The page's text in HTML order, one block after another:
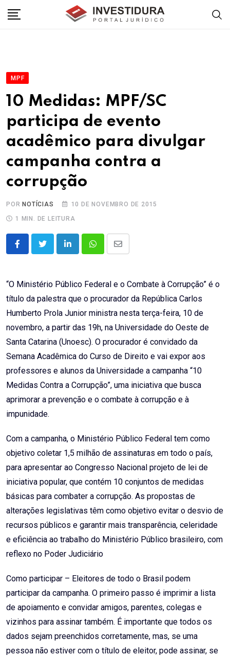
MPF
10 Medidas: MPF/SC
participa de evento
acadêmico para divulgar
campanha contra a
corrupção
POR NOTÍCIAS
10 DE NOVEMBRO DE 2015
1 MIN. DE LEITURA
LinkedInWhatsappShare
Email
“O Ministério Público Federal e o Combate à Corrupção” é o
título da palestra que o procurador da República Carlos
Humberto Prola Junior ministra nesta terça-feira, 10 de
novembro, a partir das 19h, na Universidade do Oeste de
Santa Catarina (Unoesc). O procurador é convidado da
Semana Acadêmica do Curso de Direito e vai expor aos
professores e alunos da Universidade a campanha “10
Medidas Contra a Corrupção”, uma iniciativa que busca
aprimorar a prevenção e o combate à corrupção e à
impunidade.
Com a campanha, o Ministério Público Federal tem como
objetivo coletar 1,5 milhão de assinaturas em todo o país,
para apresentar ao Congresso Nacional projeto de lei de
iniciativa popular, que contém 10 conjuntos de medidas
básicas para combater a corrupção. As propostas de
alterações legislativas têm como objetivo evitar o desvio de
recursos públicos e garantir mais transparência, celeridade
e eficiência ao trabalho do Ministério Público brasileiro, com
reflexo no Poder Judiciário
Como participar – Eleitores de todo o Brasil podem
participar da campanha. O primeiro passo é imprimir a lista
de apoiamento e convidar amigos, parentes, colegas e
vizinhos para assinar também. É importante que todos os
dados sejam preenchidos corretamente, mas, se uma
pessoa não estiver com o título de eleitor, pode assinar, se